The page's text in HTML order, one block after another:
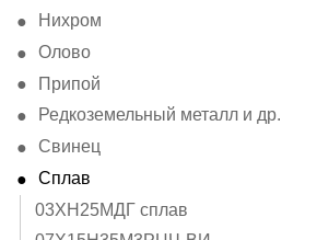
Нихром
Олово
Припой
Редкоземельный металл и др.
Свинец
Сплав
03ХН25МДГ сплав